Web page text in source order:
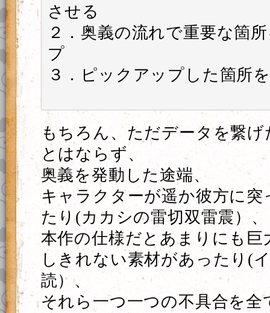
させる
２．奥義の流れで重要な箇
プ
３．ピックアップした箇所
もちろん、ただデータを繋
とはならず、
奥義を発動した途端、
キャラクターが遥か彼方に突
たり(カカシの雷切双雷震）、
本作の仕様だとあまりにも巨
しきれない素材があったり(
読）、
それら一つ一つの不具合を全